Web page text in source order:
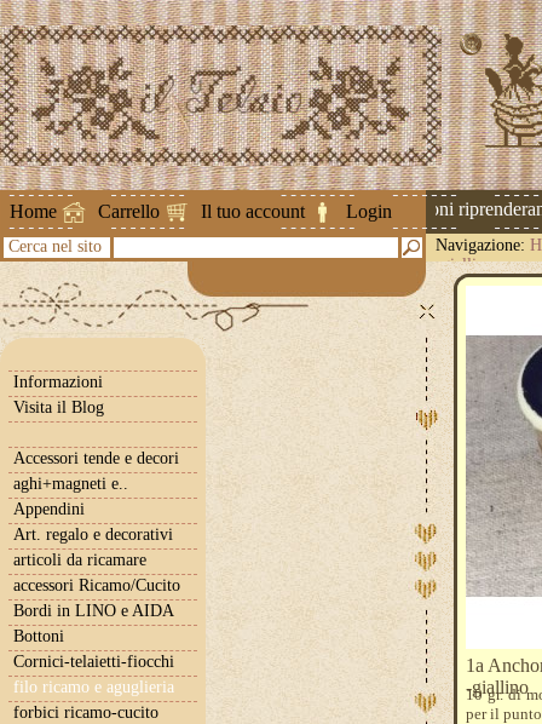
Home Carrello Il tuo account Login
Attenzione ! Le spedizioni
Cerca nel sito Navigazione:
-giallino
Informazioni
Visita il Blog
Accessori tende e decori
aghi+magneti e..
Appendini
Art. regalo e decorativi
articoli da ricamare
accessori Ricamo/Cucito
Bordi in LINO e AIDA
Bottoni
Cornici-telaietti-fiocchi
filo ricamo e aguglieria
forbici ricamo-cucito
1a
-giallino
10 gr. di
per il